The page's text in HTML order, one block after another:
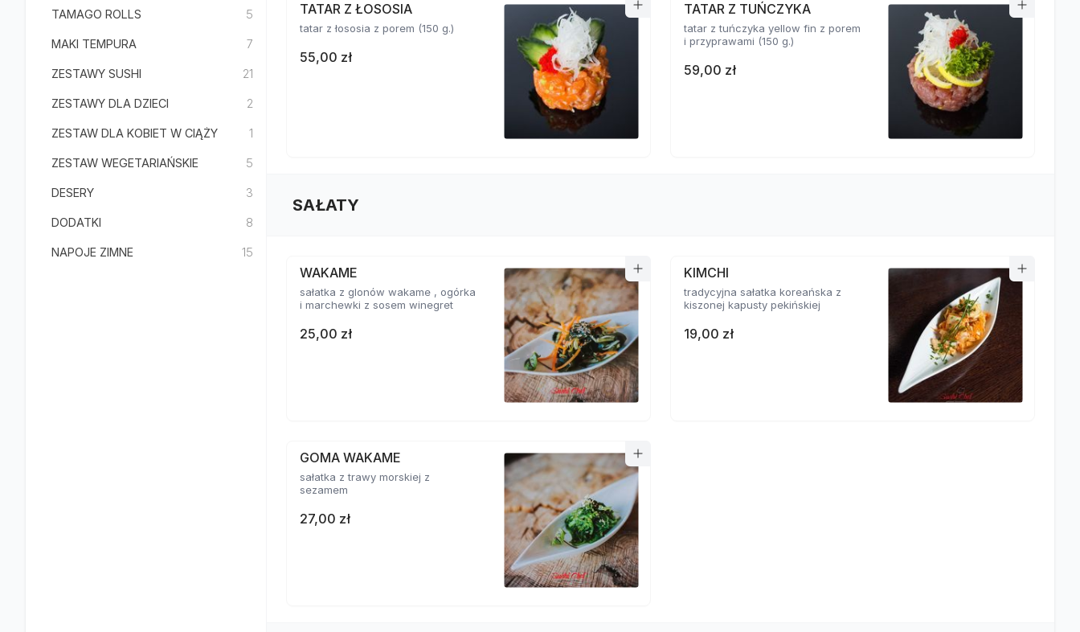
TAMAGO ROLLS 5
MAKI TEMPURA 7
ZESTAWY SUSHI 21
ZESTAWY DLA DZIECI 2
ZESTAW DLA KOBIET W CIĄŻY 1
ZESTAW WEGETARIAŃSKIE 5
DESERY 3
DODATKI 8
NAPOJE ZIMNE 15
TATAR Z ŁOSOSIA
tatar z łososia z porem (150 g.)
55,00 zł
TATAR Z TUŃCZYKA
tatar z tuńczyka yellow fin z porem
i przyprawami (150 g.)
59,00 zł
SAŁATY
WAKAME
sałatka z glonów wakame , ogórka
i marchewki z sosem winegret
25,00 zł
KIMCHI
tradycyjna sałatka koreańska z
kiszonej kapusty pekińskiej
19,00 zł
GOMA WAKAME
sałatka z trawy morskiej z
sezamem
27,00 zł